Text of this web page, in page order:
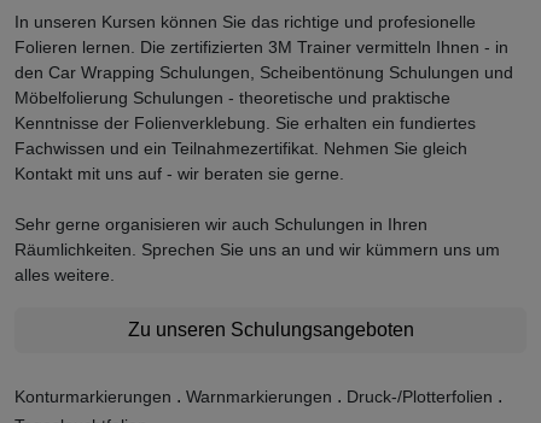
In unseren Kursen können Sie das richtige und profesionelle
Folieren lernen. Die zertifizierten 3M Trainer vermitteln Ihnen - in
den Car Wrapping Schulungen, Scheibentönung Schulungen und
Möbelfolierung Schulungen - theoretische und praktische
Kenntnisse der Folienverklebung. Sie erhalten ein fundiertes
Fachwissen und ein Teilnahmezertifikat. Nehmen Sie gleich
Kontakt mit uns auf - wir beraten sie gerne.
Sehr gerne organisieren wir auch Schulungen in Ihren
Räumlichkeiten. Sprechen Sie uns an und wir kümmern uns um
alles weitere.
Zu unseren Schulungsangeboten
Konturmarkierungen . Warnmarkierungen . Druck-/Plotterfolien .